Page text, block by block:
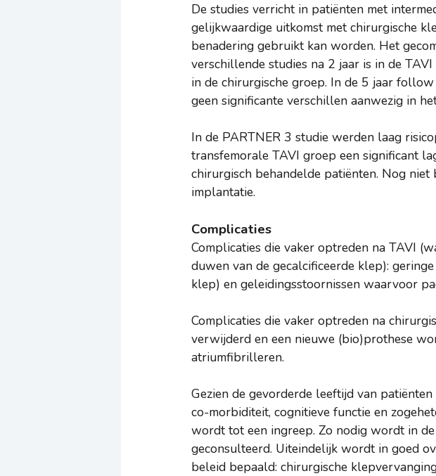
De studies verricht in patiënten met
gelijkwaardige uitkomst met chirurgische
benadering gebruikt kan worden. Het
verschillende studies na 2 jaar is in de
in de chirurgische groep. In de 5 jaar
geen significante verschillen aanwezig in
In de PARTNER 3 studie werden laag
transfemorale TAVI groep een significant
chirurgisch behandelde patiënten. Nog
implantatie.
Complicaties
Complicaties die vaker optreden na TAVI
duwen van de gecalcificeerde klep):
klep) en geleidingsstoornissen waarvoor
Complicaties die vaker optreden na
verwijderd en een nieuwe (bio)prothese
atriumfibrilleren.
Gezien de gevorderde leeftijd van
co-morbiditeit, cognitieve functie en
wordt tot een ingreep. Zo nodig wordt in
geconsulteerd. Uiteindelijk wordt in goed
beleid bepaald: chirurgische